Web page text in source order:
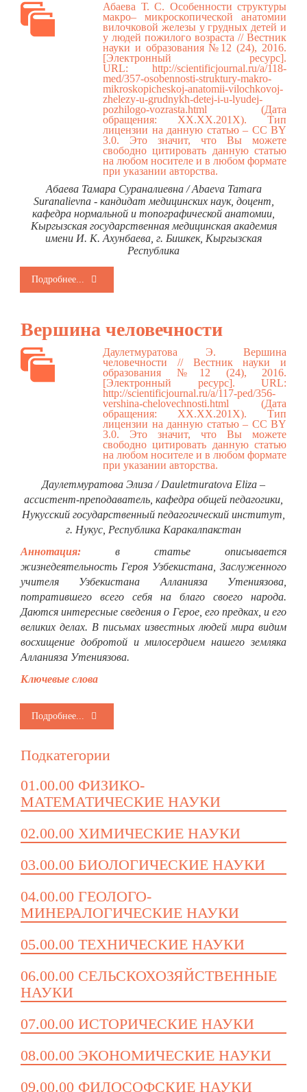
Абаева Т. С. Особенности структуры
макро– микроскопической анатомии
вилочковой железы у грудных детей и
у людей пожилого возраста // Вестник
науки и образования №12 (24), 2016.
[Электронный ресурс].
URL: http://scientificjournal.ru/a/118-
med/357-osobennosti-struktury-makro-
mikroskopicheskoj-anatomii-vilochkovoj-
zhelezy-u-grudnykh-detej-i-u-lyudej-
pozhilogo-vozrasta.html (Дата
обращения: ХХ.ХХ.201Х). Тип
лицензии на данную статью – CC BY
3.0. Это значит, что Вы можете
свободно цитировать данную статью
на любом носителе и в любом формате
при указании авторства.
Абаева Тамара Сураналиевна / Abaeva Tamara
Suranalievna - кандидат медицинских наук, доцент,
кафедра нормальной и топографической анатомии,
Кыргызская государственная медицинская академия
имени И. К. Ахунбаева, г. Бишкек, Кыргызская
Республика
Подробнее...
Вершина человечности
Даулетмуратова Э. Вершина
человечности // Вестник науки и
образования №12 (24), 2016.
[Электронный ресурс]. URL:
http://scientificjournal.ru/a/117-ped/356-
vershina-chelovechnosti.html (Дата
обращения: ХХ.ХХ.201Х). Тип
лицензии на данную статью – CC BY
3.0. Это значит, что Вы можете
свободно цитировать данную статью
на любом носителе и в любом формате
при указании авторства.
Даулетмуратова Элиза / Dauletmuratova Eliza –
ассистент-преподаватель, кафедра общей педагогики,
Нукусский государственный педагогический институт,
г. Нукус, Республика Каракалпакстан
Аннотация: в статье описывается
жизнедеятельность Героя Узбекистана, Заслуженного
учителя Узбекистана Алланияза Утениязова,
потратившего всего себя на благо своего народа.
Даются интересные сведения о Герое, его предках, и его
великих делах. В письмах известных людей мира видим
восхищение добротой и милосердием нашего земляка
Алланияза Утениязова.
Ключевые слова
Подробнее...
Подкатегории
01.00.00 ФИЗИКО-
МАТЕМАТИЧЕСКИЕ НАУКИ
02.00.00 ХИМИЧЕСКИЕ НАУКИ
03.00.00 БИОЛОГИЧЕСКИЕ НАУКИ
04.00.00 ГЕОЛОГО-
МИНЕРАЛОГИЧЕСКИЕ НАУКИ
05.00.00 ТЕХНИЧЕСКИЕ НАУКИ
06.00.00 СЕЛЬСКОХОЗЯЙСТВЕННЫЕ
НАУКИ
07.00.00 ИСТОРИЧЕСКИЕ НАУКИ
08.00.00 ЭКОНОМИЧЕСКИЕ НАУКИ
09.00.00 ФИЛОСОФСКИЕ НАУКИ